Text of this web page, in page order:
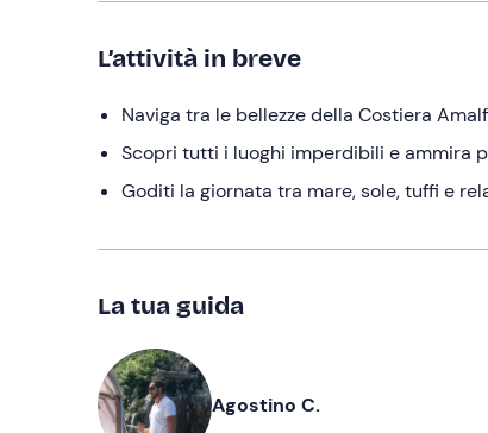
L’attività in breve
Naviga tra le bellezze della Costiera
Scopri tutti i luoghi imperdibili e ammira
Goditi la giornata tra mare, sole, tuffi e
La tua guida
Agostino C.